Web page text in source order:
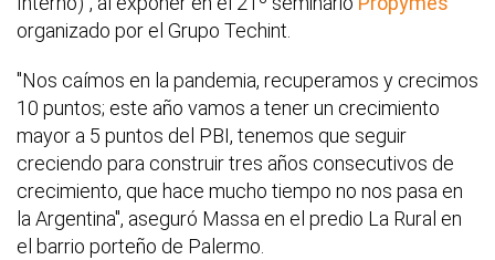
organizado por el Grupo Techint.
"Nos caímos en la pandemia, recuperamos y crecimos
10 puntos; este año vamos a tener un crecimiento
mayor a 5 puntos del PBI, tenemos que seguir
creciendo para construir tres años consecutivos de
crecimiento, que hace mucho tiempo no nos pasa en
la Argentina", aseguró Massa en el predio La Rural en
el barrio porteño de Palermo.